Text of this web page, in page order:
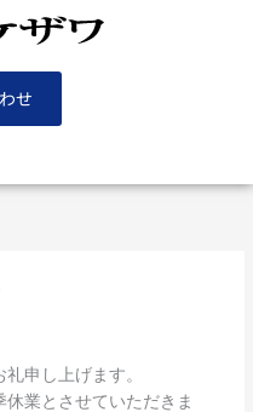
せ
申し上げます。
業とさせていただきま